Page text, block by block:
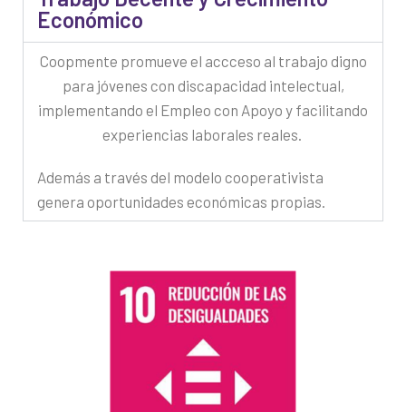
Económico
Coopmente promueve el accceso al trabajo digno
para jóvenes con discapacidad intelectual,
implementando el Empleo con Apoyo y facilitando
experiencias laborales reales.
Además a través del modelo cooperativista
genera oportunidades económicas propias.